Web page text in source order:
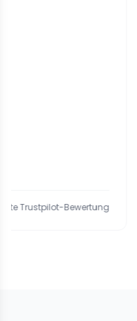
Bewertung